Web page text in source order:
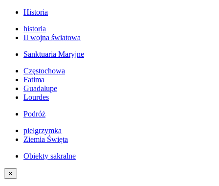
Historia
historia
II wojna światowa
Sanktuaria Maryjne
Częstochowa
Fatima
Guadalupe
Lourdes
Podróż
pielgrzymka
Ziemia Święta
Obiekty sakralne
✕